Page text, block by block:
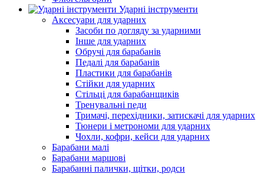
Ударні інструменти
Аксесуари для ударних
Засоби по догляду за ударними
Інше для ударних
Обручі для барабанів
Педалі для барабанів
Пластики для барабанів
Стійки для ударних
Стільці для барабанщиків
Тренувальні педи
Тримачі, перехідники, затискачі для ударних
Тюнери і метрономи для ударних
Чохли, кофри, кейси для ударних
Барабани малі
Барабани маршові
Барабанні палички, щітки, родси